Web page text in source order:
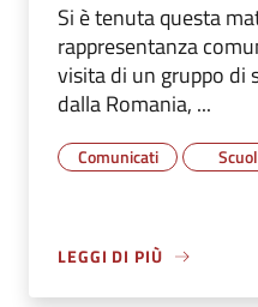
Si è tenuta questa
rappresentanza
visita di un gruppo di
dalla Romania, ...
Comunicati
LEGGI DI PIÙ